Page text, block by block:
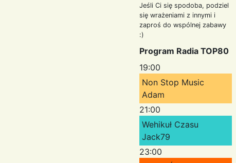
Jeśli Ci się spodoba, podziel
się wrażeniami z innymi i
zaproś do wspólnej zabawy
:)
Program Radia TOP80
19:00
Non Stop Music
Adam
21:00
Wehikuł Czasu
Jack79
23:00